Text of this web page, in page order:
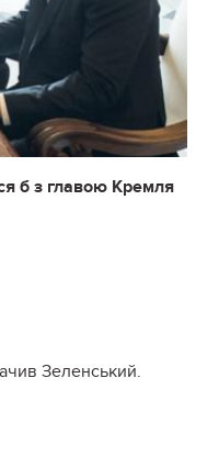
б з главою Кремля
Зеленський.